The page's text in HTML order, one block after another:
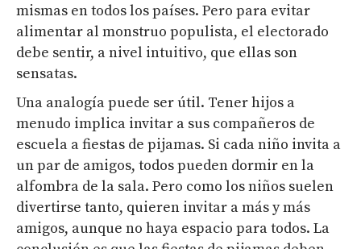
mismas en todos los países. Pero para evitar
alimentar al monstruo populista, el electorado
debe sentir, a nivel intuitivo, que ellas son
sensatas.
Una analogía puede ser útil. Tener hijos a
menudo implica invitar a sus compañeros de
escuela a fiestas de pijamas. Si cada niño invita a
un par de amigos, todos pueden dormir en la
alfombra de la sala. Pero como los niños suelen
divertirse tanto, quieren invitar a más y más
amigos, aunque no haya espacio para todos. La